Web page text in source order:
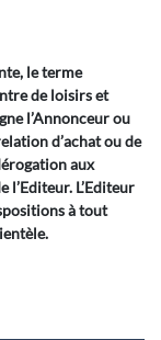
le terme
de loisirs et
l’Annonceur ou
d’achat ou de
aux
L’Editeur
à tout